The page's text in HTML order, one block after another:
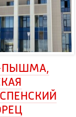
ПЫШМА,